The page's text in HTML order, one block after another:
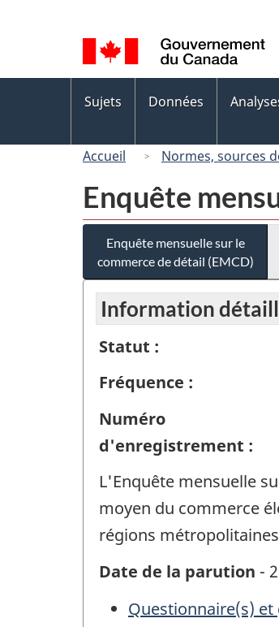
de
la
langue
des
Sujets Données
Accueil Normes, sources
Enquête
Enquête mensuelle sur le
commerce de détail (EMCD)
Information
Statut :
Fréquence :
Numéro
d'enregistrement :
L'Enquête mensuelle
moyen du commerce
régions
Date de la parution -
Questionnaire(s)